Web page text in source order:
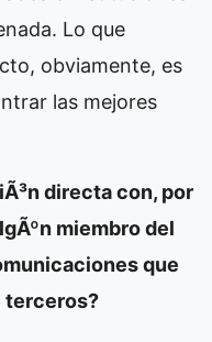
Lo que
obviamente, es
las mejores
directa con, por
miembro del
que
terceros?